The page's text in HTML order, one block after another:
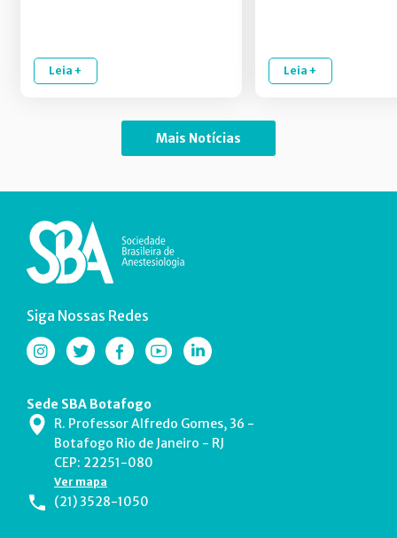
Leia + Leia +
Mais Notícias
Siga Nossas Redes
Sede SBA Botafogo
R. Professor Alfredo Gomes, 36 -
Botafogo Rio de Janeiro - RJ
CEP: 22251-080
Ver mapa
(21) 3528-1050